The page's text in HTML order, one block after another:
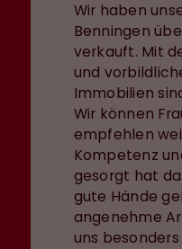
Wir haben
Benningen
verkauft. Mit
und
Immobilien
Wir können
empfehlen
Kompetenz
gesorgt hat
gute Hände
angenehme
uns